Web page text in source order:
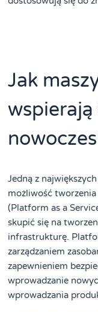
Jak
Jedną z
możliwość
(Platform as a
skupić się na
infrastrukturę.
zarządzaniem
zapewnieniem
wprowadzanie
wprowadzania